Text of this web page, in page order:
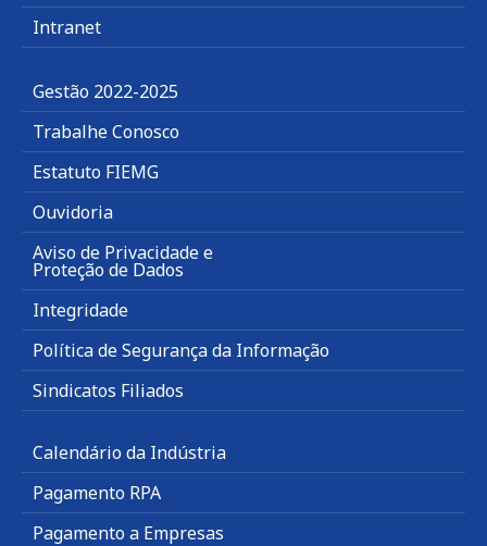
Intranet
Gestão 2022-2025
Trabalhe Conosco
Estatuto FIEMG
Ouvidoria
Aviso de Privacidade e
Proteção de Dados
Integridade
Política de Segurança da Informação
Sindicatos Filiados
Calendário da Indústria
Pagamento RPA
Pagamento a Empresas